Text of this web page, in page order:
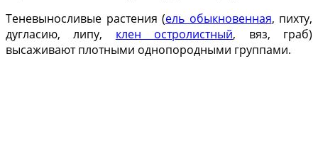
Теневыносливые растения (ель обыкновенная, пихту,
дугласию, липу, клен остроли­стный, вяз, граб)
высаживают плот­ными однопородными группами.